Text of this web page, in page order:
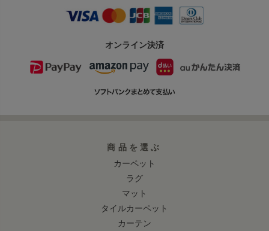
オンライン決済
商品を選ぶ
カーペット
ラグ
マット
タイルカーペット
カーテン